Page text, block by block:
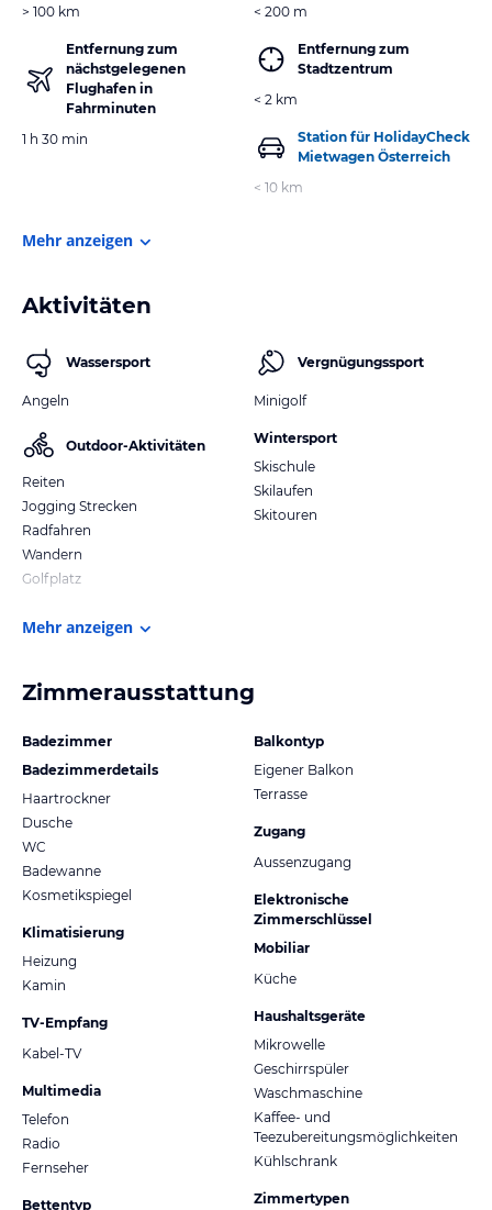
> 100 km
Entfernung zum
nächstgelegenen
Flughafen in
Fahrminuten
1 h 30 min
< 200 m
Entfernung zum
Stadtzentrum
< 2 km
Station für HolidayCheck
Mietwagen Österreich
< 10 km
Mehr anzeigen
Aktivitäten
Wassersport
Angeln
Outdoor-Aktivitäten
Reiten
Jogging Strecken
Radfahren
Wandern
Golfplatz
Vergnügungssport
Minigolf
Wintersport
Skischule
Skilaufen
Skitouren
Mehr anzeigen
Zimmerausstattung
Badezimmer
Badezimmerdetails
Haartrockner
Dusche
WC
Badewanne
Kosmetikspiegel
Klimatisierung
Heizung
Kamin
TV-Empfang
Kabel-TV
Multimedia
Telefon
Radio
Fernseher
Bettentyp
Balkontyp
Eigener Balkon
Terrasse
Zugang
Aussenzugang
Elektronische
Zimmerschlüssel
Mobiliar
Küche
Haushaltsgeräte
Mikrowelle
Geschirrspüler
Waschmaschine
Kaffee- und
Teezubereitungsmöglichkeiten
Kühlschrank
Zimmertypen